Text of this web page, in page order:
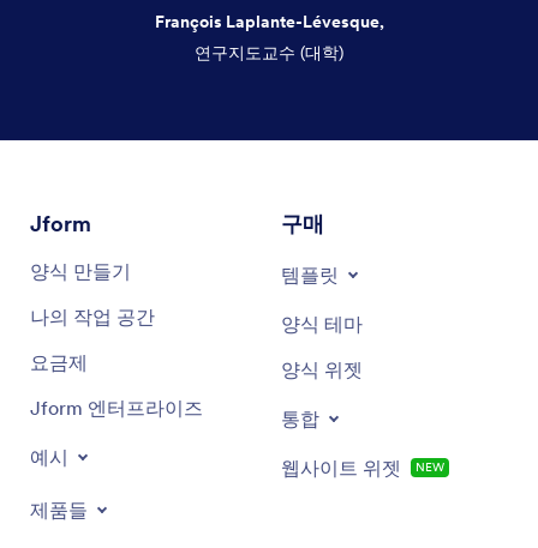
François Laplante-Lévesque,
연구지도교수 (대학)
Jform
양식 만들기
나의 작업 공간
요금제
Jform 엔터프라이즈
예시
제품들
구매
템플릿
양식 테마
양식 위젯
통합
웹사이트 위젯 NEW